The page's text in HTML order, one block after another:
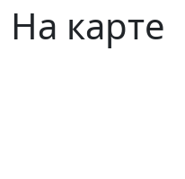
На карте